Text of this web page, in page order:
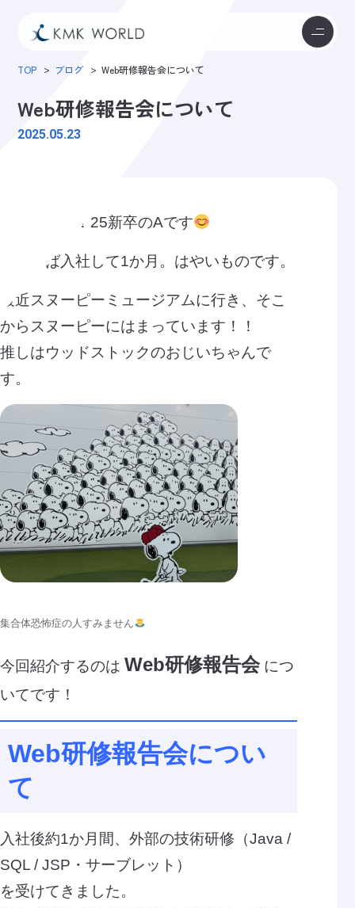
TOP ブログ Web研修報告会について
Web研修報告会について
2025.05.23
こんにちは！25新卒のAです
気づけば入社して1か月。はやいものです。
最近スヌーピーミュージアムに行き、そこ
からスヌーピーにはまっています！！
推しはウッドストックのおじいちゃんで
す。
集合体恐怖症の人すみません
今回紹介するのは Web研修報告会につ
いてです！
Web研修報告会につい
て
入社後約1か月間、外部の技術研修（Java /
SQL / JSP・サーブレット）
を受けてきました。